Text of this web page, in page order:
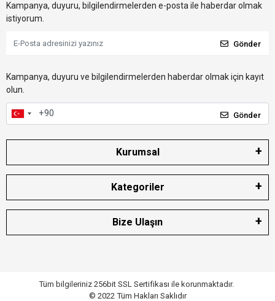
Kampanya, duyuru, bilgilendirmelerden e-posta ile haberdar olmak
istiyorum.
Gönder
Kampanya, duyuru ve bilgilendirmelerden haberdar olmak için kayıt
olun.
Gönder
Kurumsal
Kategoriler
Bize Ulaşın
Tüm bilgileriniz 256bit SSL Sertifikası ile korunmaktadır.
© 2022 Tüm Hakları Saklıdır